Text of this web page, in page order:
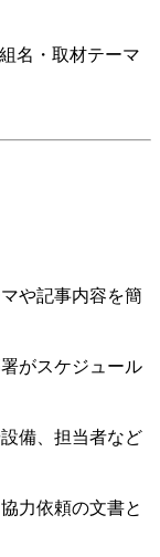
名・取材テーマ
マや記事内容を簡
署がスケジュール
設備、担当者など
協力依頼の文書と